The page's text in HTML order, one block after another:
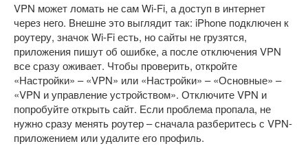
VPN может ломать не сам Wi-Fi, а доступ в интернет
через него. Внешне это выглядит так: iPhone подключен к
роутеру, значок Wi-Fi есть, но сайты не грузятся,
приложения пишут об ошибке, а после отключения VPN
все сразу оживает. Чтобы проверить, откройте
«Настройки» – «VPN» или «Настройки» – «Основные» –
«VPN и управление устройством». Отключите VPN и
попробуйте открыть сайт. Если проблема пропала, не
нужно сразу менять роутер – сначала разберитесь с VPN-
приложением или удалите его профиль.